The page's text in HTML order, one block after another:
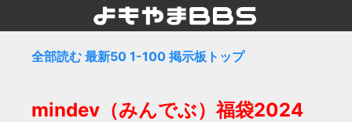
全部読む 最新50 1-100 掲示板トップ
mindev（みんでぶ）福袋2024